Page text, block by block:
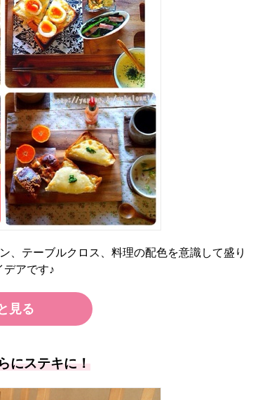
、テーブルクロス、料理の配色を意識して盛り
デアです♪
見る
にステキに！